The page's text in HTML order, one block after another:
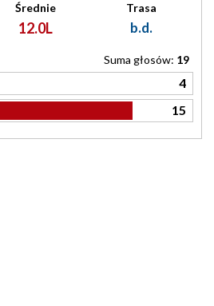
Średnie
12.0L
Trasa
b.d.
Suma głosów: 19
4
15